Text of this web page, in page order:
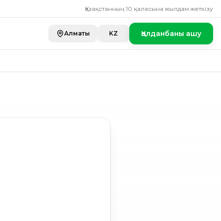
Қазақстанның 10 қаласына жылдам жеткізу
Алматы KZ Қолданбаны ашу